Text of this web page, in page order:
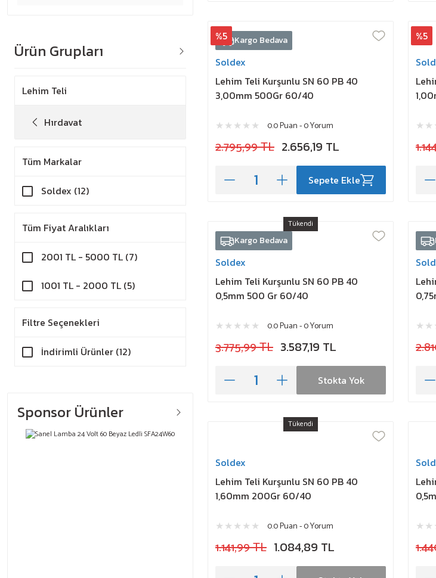
Ürün Grupları
Lehim Teli
Hırdavat
Tüm Markalar
Soldex (12)
Tüm Fiyat Aralıkları
2001 TL - 5000 TL (7)
1001 TL - 2000 TL (5)
Filtre Seçenekleri
İndirimli Ürünler (12)
Sponsor Ürünler
%5 Kargo Bedava
Soldex
Lehim Teli Kurşunlu SN 60 PB 40
3,00mm 500Gr 60/40
0.0 Puan - 0 Yorum
2.795,99 TL 2.656,19 TL
Sepete Ekle
%5
Tükendi
Kargo Bedava
Soldex
Lehim Teli Kurşunlu SN 60 PB 40
0,5mm 500 Gr 60/40
0.0 Puan - 0 Yorum
3.775,99 TL 3.587,19 TL
Stokta Yok
Tükendi
Soldex
Lehim Teli Kurşunlu SN 60 PB 40
1,60mm 200Gr 60/40
0.0 Puan - 0 Yorum
1.141,99 TL 1.084,89 TL